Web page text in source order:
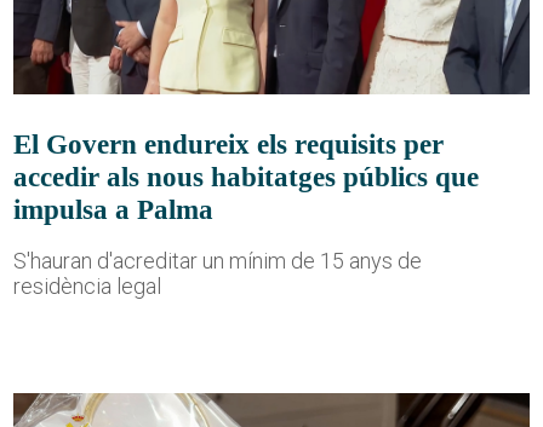
El Govern endureix els requisits per
accedir als nous habitatges públics que
impulsa a Palma
S'hauran d'acreditar un mínim de 15 anys de
residència legal